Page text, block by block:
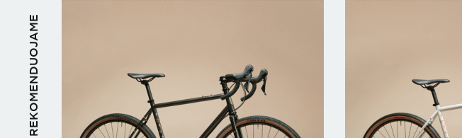
REKOMENDUOJAME